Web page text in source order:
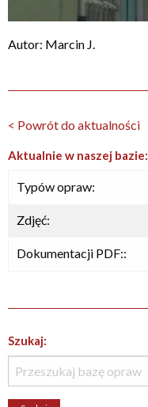
Autor: Marcin J.
< Powrót do aktualności
Aktualnie w naszej bazie:
Typów opraw:
Zdjęć:
Dokumentacji PDF::
Szukaj: